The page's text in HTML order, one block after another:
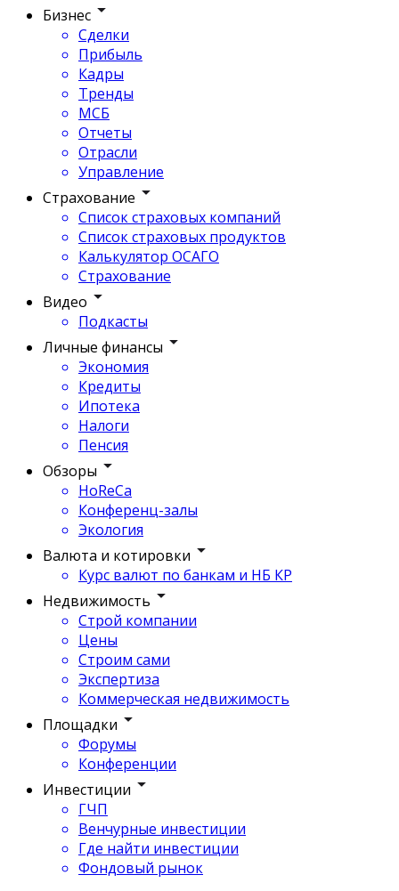
Бизнес
Сделки
Прибыль
Кадры
Тренды
МСБ
Отчеты
Отрасли
Управление
Страхование
Список страховых компаний
Список страховых продуктов
Калькулятор ОСАГО
Страхование
Видео
Подкасты
Личные финансы
Экономия
Кредиты
Ипотека
Налоги
Пенсия
Обзоры
HoReCa
Конференц-залы
Экология
Валюта и котировки
Курс валют по банкам и НБ КР
Недвижимость
Строй компании
Цены
Строим сами
Экспертиза
Коммерческая недвижимость
Площадки
Форумы
Конференции
Инвестиции
ГЧП
Венчурные инвестиции
Где найти инвестиции
Фондовый рынок